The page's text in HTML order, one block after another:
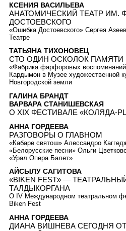
КСЕНИЯ ВАСИЛЬЕВА
АНАТОМИЧЕСКИЙ ТЕАТР ИМ.
ДОСТОЕВСКОГО
«Ошибка Достоевского» Сергея
Театре
ТАТЬЯНА ТИХОНОВЕЦ
СТО ОДИН ОСКОЛОК ПАМЯТИ
«Фабрика фарфоровых
Кардымон в Музее художественной
Новгородской земли
ГАЛИНА БРАНДТ
ВАРВАРА СТАНИШЕВСКАЯ
О XIX ФЕСТИВАЛЕ «КОЛЯДА-
АННА ГОРДЕЕВА
РАЗГОВОРЫ О ГЛАВНОМ
«Кабаре святош» Алессандро
«Белорусские песни» Ольги
«Урал Опера Балет»
АЙСЫЛУ САГИТОВА
«BIKEN FEST» —
ТАЛДЫКОРГАНА
О IV Международном театральном
Biken Fest
АННА ГОРДЕЕВА
ДИАНА ВИШНЕВА СЕГОДНЯ